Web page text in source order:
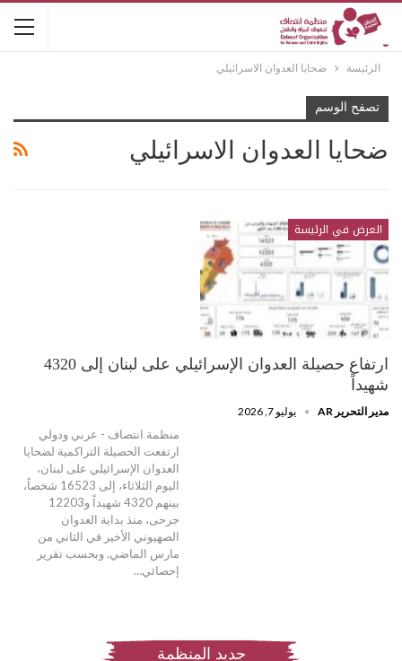
الرئيسة ضحايا العدوان الاسرائيلي
تصفح الوسم
ضحايا العدوان الاسرائيلي
العرض في الرئيسة
ارتفاع حصيلة العدوان الإسرائيلي على لبنان إلى 4320
شهيداً
مدير التحرير AR يوليو 7, 2026
منظمة انتصاف - عربي ودولي
ارتفعت الحصيلة التراكمية لضحايا
العدوان الإسرائيلي على لبنان،
اليوم الثلاثاء، إلى 16523 شخصاً،
بينهم 4320 شهيداً و12203
جرحى، منذ بداية العدوان
الصهيوني الأخير في الثاني من
مارس الماضي. وبحسب تقرير
إحصائي…
جديد المنظمة